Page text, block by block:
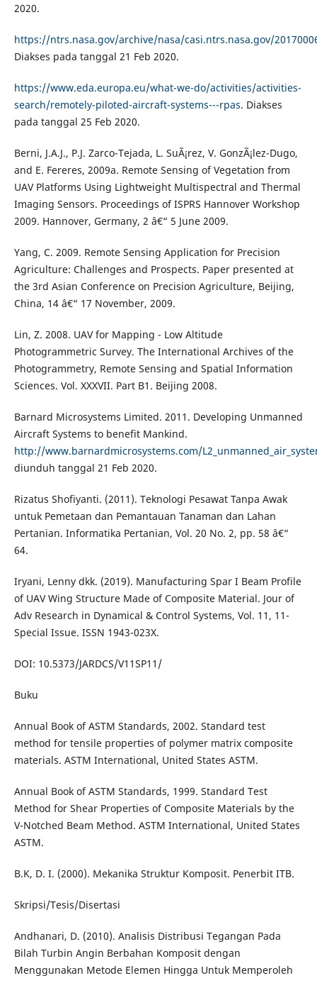
2020.
https://ntrs.nasa.gov/archive/nasa/casi.ntrs.nasa.gov/
Diakses pada tanggal 21 Feb 2020.
https://www.eda.europa.eu/what-we-do/activities/activities-
search/remotely-piloted-aircraft-systems---rpas. Diakses
pada tanggal 25 Feb 2020.
Berni, J.A.J., P.J. Zarco-Tejada, L. SuÃ¡rez, V. GonzÃ¡lez-Dugo,
and E. Fereres, 2009a. Remote Sensing of Vegetation from
UAV Platforms Using Lightweight Multispectral and Thermal
Imaging Sensors. Proceedings of ISPRS Hannover Workshop
2009. Hannover, Germany, 2 â€“ 5 June 2009.
Yang, C. 2009. Remote Sensing Application for Precision
Agriculture: Challenges and Prospects. Paper presented at
the 3rd Asian Conference on Precision Agriculture, Beijing,
China, 14 â€“ 17 November, 2009.
Lin, Z. 2008. UAV for Mapping - Low Altitude
Photogrammetric Survey. The International Archives of the
Photogrammetry, Remote Sensing and Spatial Information
Sciences. Vol. XXXVII. Part B1. Beijing 2008.
Barnard Microsystems Limited. 2011. Developing Unmanned
Aircraft Systems to benefit Mankind.
http://www.barnardmicrosystems.com/
diunduh tanggal 21 Feb 2020.
Rizatus Shofiyanti. (2011). Teknologi Pesawat Tanpa Awak
untuk Pemetaan dan Pemantauan Tanaman dan Lahan
Pertanian. Informatika Pertanian, Vol. 20 No. 2, pp. 58 â€“
64.
Iryani, Lenny dkk. (2019). Manufacturing Spar I Beam Profile
of UAV Wing Structure Made of Composite Material. Jour of
Adv Research in Dynamical & Control Systems, Vol. 11, 11-
Special Issue. ISSN 1943-023X.
DOI: 10.5373/JARDCS/V11SP11/
Buku
Annual Book of ASTM Standards, 2002. Standard test
method for tensile properties of polymer matrix composite
materials. ASTM International, United States ASTM.
Annual Book of ASTM Standards, 1999. Standard Test
Method for Shear Properties of Composite Materials by the
V-Notched Beam Method. ASTM International, United States
ASTM.
B.K, D. I. (2000). Mekanika Struktur Komposit. Penerbit ITB.
Skripsi/Tesis/Disertasi
Andhanari, D. (2010). Analisis Distribusi Tegangan Pada
Bilah Turbin Angin Berbahan Komposit dengan
Menggunakan Metode Elemen Hingga Untuk Memperoleh